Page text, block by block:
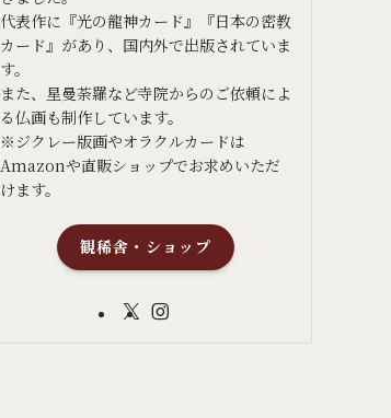
代表作に『光の龍神カード』『日本の密教
カード』があり、国内外で出版されていま
す。
また、星曼荼羅など寺院からのご依頼によ
る仏画も制作しています。
※ジクレー版画やオラクルカードは
Amazonや直販ショップでお求めいただ
けます。
観稀舎・ショップ